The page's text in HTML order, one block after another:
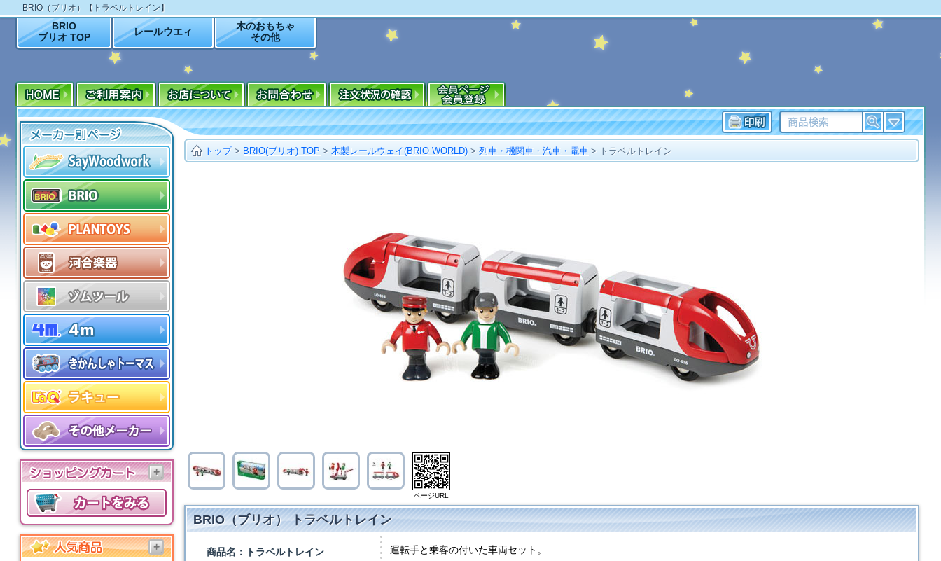
BRIO（ブリオ）【トラベルトレイン】
BRIO
ブリオ TOP
レールウエィ
木のおもちゃ
その他
+
+
トップ> BRIO(ブリオ) TOP > 木製レールウェイ(BRIO WORLD) >列車・機関車・汽車・電車 > トラベルトレイン
ページURL
BRIO（ブリオ） トラベルトレイン
商品名：
トラベルトレイン
運転手と乗客の付いた車両セット。